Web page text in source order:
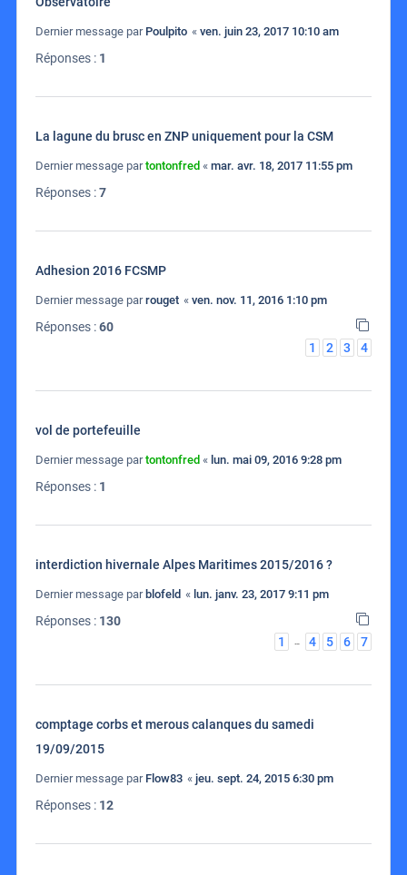
Dernier message par Poulpito « ven. juin 23, 2017 10:10 am
Réponses : 1
La lagune du brusc en ZNP uniquement pour la CSM
Dernier message partontonfred « mar. avr. 18, 2017 11:55 pm
Réponses :7
Adhesion 2016 FCSMP
Dernier message parrouget « ven. nov. 11, 2016 1:10 pm
Réponses :60
1
2 3 4
vol de portefeuille
Dernier message partontonfred « lun. mai 09, 2016 9:28 pm
Réponses : 1
interdiction hivernale Alpes Maritimes 2015/2016 ?
Dernier message par blofeld « lun. janv. 23, 2017 9:11 pm
Réponses : 130
1
… 4 5 6 7
comptage corbs et merous calanques du samedi
19/09/2015
Dernier message par Flow83 « jeu. sept. 24, 2015 6:30 pm
Réponses : 12